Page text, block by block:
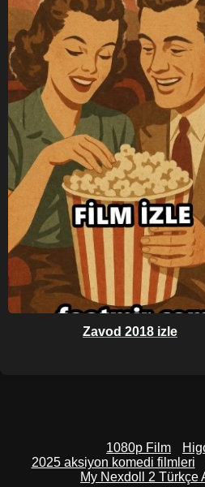
Zavod 2018 izle
1080p Film
2025 aksiyon komedi filmleri
My Nexdoll 2 Türkçe